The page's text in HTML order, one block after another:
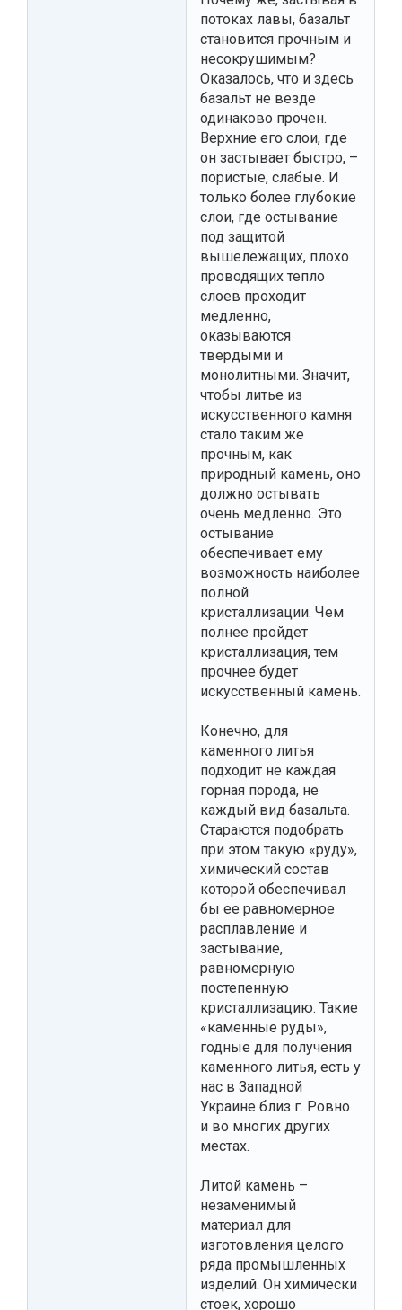
потоках лавы, базальт
становится прочным и
несокрушимым?
Оказалось, что и здесь
базальт не везде
одинаково прочен.
Верхние его слои, где
он застывает быстро, –
пористые, слабые. И
только более глубокие
слои, где остывание
под защитой
вышележащих, плохо
проводящих тепло
слоев проходит
медленно,
оказываются
твердыми и
монолитными. Значит,
чтобы литье из
искусственного камня
стало таким же
прочным, как
природный камень, оно
должно остывать
очень медленно. Это
остывание
обеспечивает ему
возможность наиболее
полной
кристаллизации. Чем
полнее пройдет
кристаллизация, тем
прочнее будет
искусственный камень.
Конечно, для
каменного литья
подходит не каждая
горная порода, не
каждый вид базальта.
Стараются подобрать
при этом такую «руду»,
химический состав
которой обеспечивал
бы ее равномерное
расплавление и
застывание,
равномерную
постепенную
кристаллизацию. Такие
«каменные руды»,
годные для получения
каменного литья, есть у
нас в Западной
Украине близ г. Ровно
и во многих других
местах.
Литой камень –
незаменимый
материал для
изготовления целого
ряда промышленных
изделий. Он химически
стоек, хорошо